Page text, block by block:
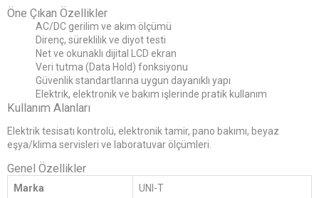
Öne Çıkan Özellikler
AC/DC gerilim ve akım ölçümü
Direnç, süreklilik ve diyot testi
Net ve okunaklı dijital LCD ekran
Veri tutma (Data Hold) fonksiyonu
Güvenlik standartlarına uygun dayanıklı yapı
Elektrik, elektronik ve bakım işlerinde pratik kullanım
Kullanım Alanları
Elektrik tesisatı kontrolü, elektronik tamir, pano bakımı, beyaz
eşya/klima servisleri ve laboratuvar ölçümleri.
Genel Özellikler
Marka UNI-T